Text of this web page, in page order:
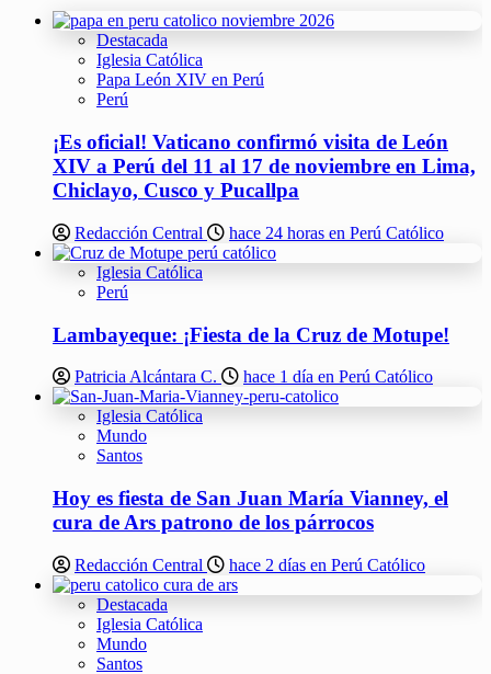
Destacada
Iglesia Católica
Papa León XIV en Perú
Perú
¡Es oficial! Vaticano confirmó visita de León
XIV a Perú del 11 al 17 de noviembre en Lima,
Chiclayo, Cusco y Pucallpa
Redacción Central hace 24 horas en Perú Católico
Iglesia Católica
Perú
Lambayeque: ¡Fiesta de la Cruz de Motupe!
Patricia Alcántara C. hace 1 día en Perú Católico
Iglesia Católica
Mundo
Santos
Hoy es fiesta de San Juan María Vianney, el
cura de Ars patrono de los párrocos
Redacción Central hace 2 días en Perú Católico
Destacada
Iglesia Católica
Mundo
Santos